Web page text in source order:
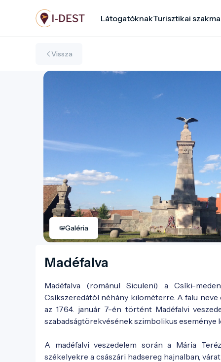
tartalomra
LátogatóknakTurisztikai
Vissza
Galéria
Madéfalva
Madéfalva (románul Siculeni) a Csíki-
Csíkszeredától néhány kilométerre. A falu
az 1764. január 7-én történt Madéfalvi
szabadságtörekvésének szimbolikus eseménye
A madéfalvi veszedelem során a Mária
székelyekre a császári hadsereg hajnalban,